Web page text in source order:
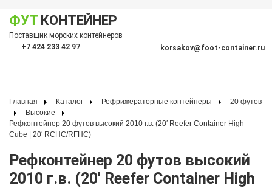
ФУТ КОНТЕЙНЕР
Поставщик морских контейнеров
+7 424 233 42 97
korsakov@foot-container.ru
Главная Каталог Рефрижераторные контейнеры
20 футов
Высокие
Рефконтейнер 20 футов высокий 2010 г.в. (20′ Reefer Container High
Cube | 20′ RCHC/RFHC)
Рефконтейнер 20 футов высокий
2010 г.в. (20′ Reefer Container High
меню